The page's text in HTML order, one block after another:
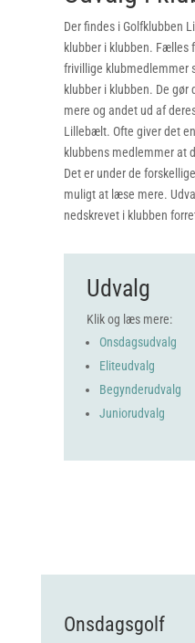
Der findes i Golfklubben
klubber i klubben. Fælles
frivillige klubmedlemmer
klubber i klubben. De
mere og andet ud af
Lillebælt. Ofte giver det
klubbens medlemmer at
Det er under de
muligt at læse mere.
nedskrevet i klubben
Udvalg
Klik og læs mere:
Onsdagsudvalg
Eliteudvalg
Begynderudvalg
Juniorudvalg
Onsdagsgolf